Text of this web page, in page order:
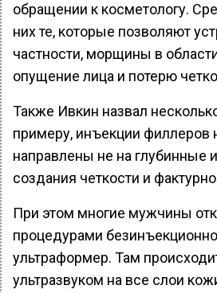
обращении к косметологу.
них те, которые позволяют
частности, морщины в
опущение лица и потерю
Также Ивкин назвал
примеру, инъекции филлеров
направлены не на
создания четкости и
При этом многие мужчины
процедурами
ультраформер. Там
ультразвуком на все слои